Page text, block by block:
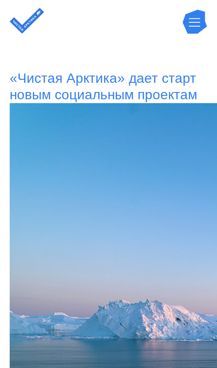
«Чистая Арктика» дает старт
новым социальным проектам